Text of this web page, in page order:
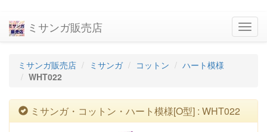
ミサンガ販売店
ミサンガ販売店 ミサンガ コットン
ハート模様
WHT022
ミサンガ・コットン・ハート模様[O型] : WHT022